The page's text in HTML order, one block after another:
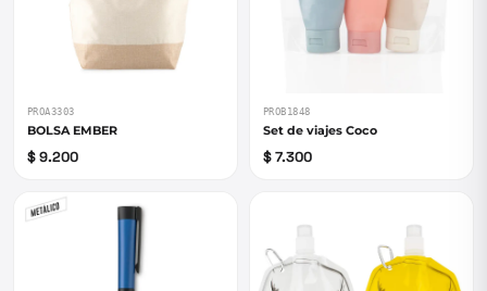
PROA3303
BOLSA EMBER
$ 9.200
PROB1848
Set de viajes Coco
$ 7.300